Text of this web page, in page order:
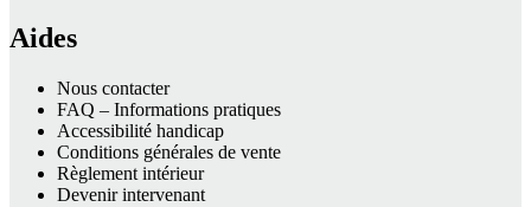
Aides
Nous contacter
FAQ – Informations pratiques
Accessibilité handicap
Conditions générales de vente
Règlement intérieur
Devenir intervenant